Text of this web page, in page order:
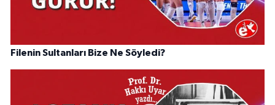
Filenin Sultanları Bize Ne Söyledi?